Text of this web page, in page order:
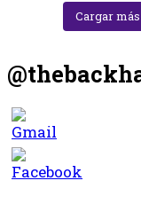
Cargar más